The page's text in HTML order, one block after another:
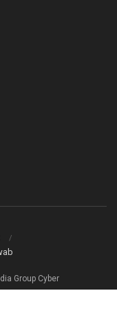
Group Cyber